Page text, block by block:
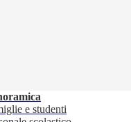
e studenti